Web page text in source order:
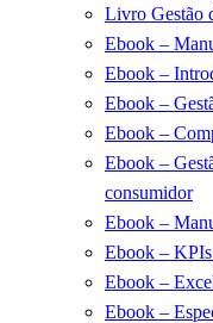
Livro Gestão
Ebook –
Ebook –
Ebook –
Ebook –
Ebook –
consumidor
Ebook –
Ebook –
Ebook –
Ebook –